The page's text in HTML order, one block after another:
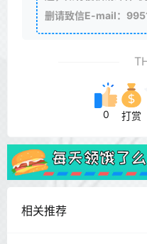
删请致信E-mail：
0 打赏
相关推荐